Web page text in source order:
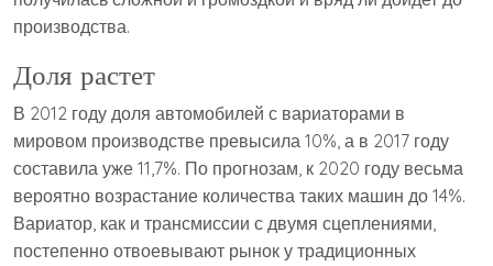
производства.
Доля растет
В 2012 году доля автомобилей с вариаторами в
мировом производстве превысила 10%, а в 2017 году
составила уже 11,7%. По прогнозам, к 2020 году весьма
вероятно возрастание количества таких машин до 14%.
Вариатор, как и трансмиссии с двумя сцеплениями,
постепенно отвоевывают рынок у традиционных